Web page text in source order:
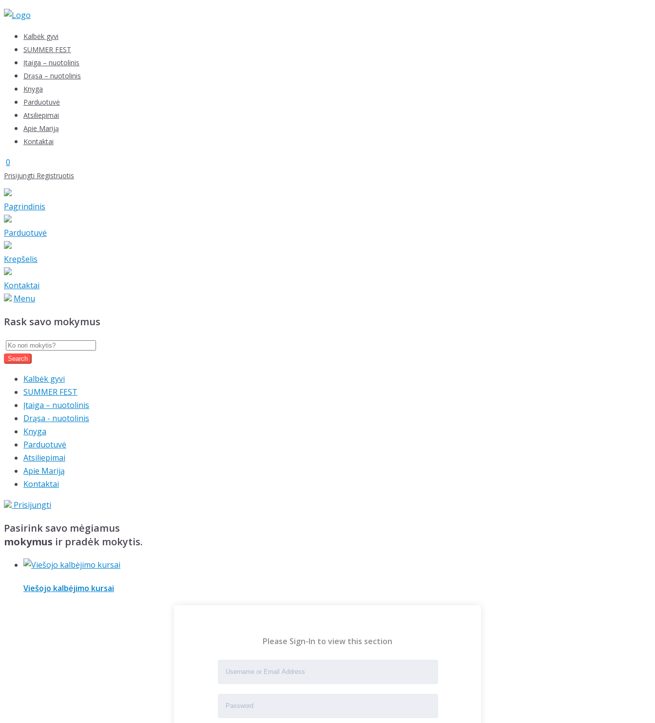
Skip
contentKalbėk gyvi
SUMMER FEST
Įtaiga – nuotolinis
Drąsa – nuotolinis
Knyga
Parduotuvė
Atsiliepimai
Apie Mariją
Kontaktai
0
Prisijungti Registruotis
Pagrindinis
Parduotuvė
Krepšelis
Kontaktai
Menu
Rask savo mokymus
Kalbėk gyvi
SUMMER FEST
Įtaiga – nuotolinis
Drąsa - nuotolinis
Knyga
Parduotuvė
Atsiliepimai
Apie Mariją
Kontaktai
Prisijungti
Pasirink savo mėgiamus
mokymus ir pradėk mokytis.
Viešojo kalbėjimo kursai
Please Sign-In to view this section